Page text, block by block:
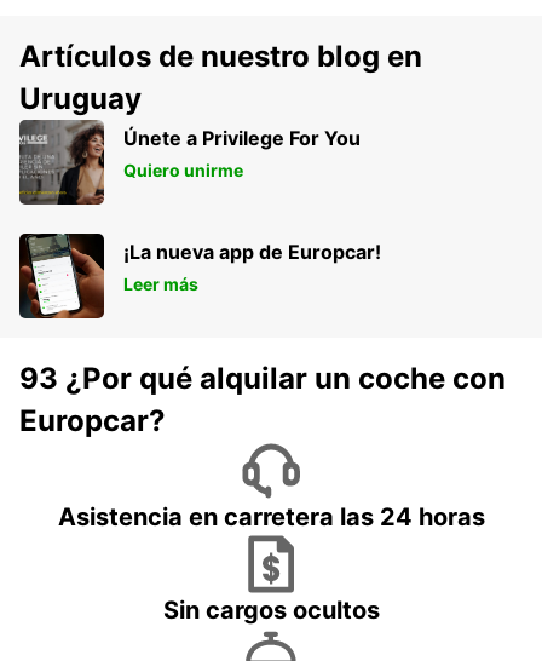
Artículos de nuestro blog en
Uruguay
Únete a Privilege For You
Quiero unirme
¡La nueva app de Europcar!
Leer más
93 ¿Por qué alquilar un coche con
Europcar?
Asistencia en carretera las 24 horas
Sin cargos ocultos